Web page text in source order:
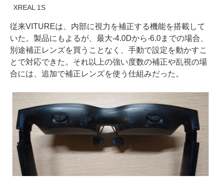
XREAL 1S
従来VITUREは、内部に視力を補正する機能を搭載して
いた。製品にもよるが、最大-4.0Dから-6.0までの場合、
別途補正レンズを買うことなく、手動で設定を動かすこ
とで対応できた。それ以上の強い度数の補正や乱視の場
合には、追加で補正レンズを使う仕組みだった。